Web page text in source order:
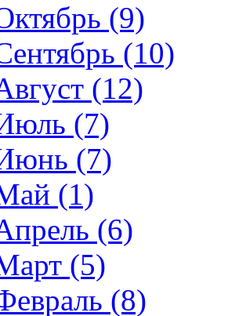
(9)
(10)
(12)
(7)
(7)
(1)
(6)
(5)
(8)